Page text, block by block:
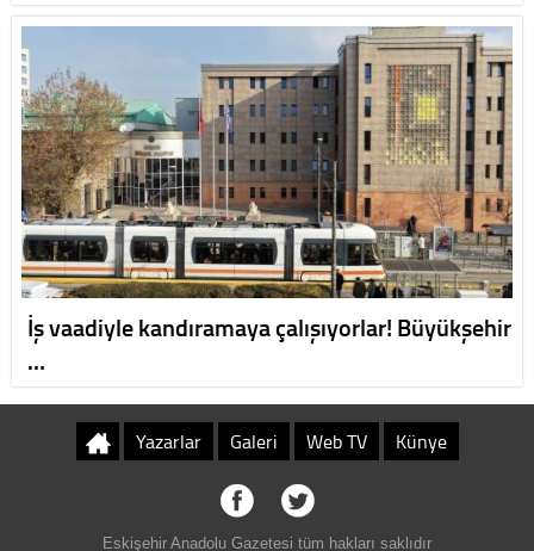
İş vaadiyle kandıramaya çalışıyorlar! Büyükşehir
…
Yazarlar Galeri Web TV Künye
Eskişehir Anadolu Gazetesi tüm hakları saklıdır